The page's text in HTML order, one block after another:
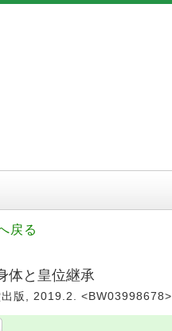
戻る
体と皇位継承
版, 2019.2. <BW03998678>